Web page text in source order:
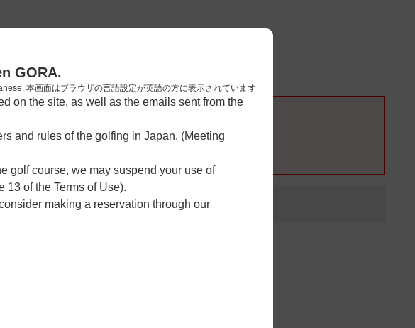
GORA.
本画面はブラウザの言語設定が英語の方に表示されています
on the site, as well as the emails sent from the
and rules of the golfing in Japan. (Meeting
golf course, we may suspend your use of
13 of the Terms of Use).
making a reservation through our